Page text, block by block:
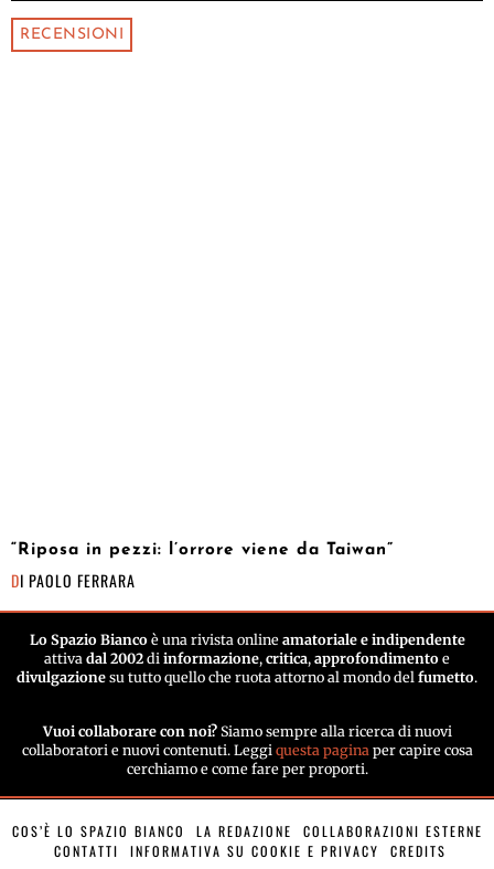
RECENSIONI
“Riposa in pezzi: l’orrore viene da Taiwan”
DI PAOLO FERRARA
Lo Spazio Biancoè una rivista online amatoriale e indipendente
attiva dal 2002 di informazione, critica, approfondimento e
divulgazione su tutto quello che ruota attorno al mondo del fumetto.
Vuoi collaborare con noi? Siamo sempre alla ricerca di nuovi
collaboratori e nuovi contenuti. Leggi questa pagina per capire cosa
cerchiamo e come fare per proporti.
COS’È LO SPAZIO BIANCO LA REDAZIONE
COLLABORAZIONI ESTERNE
CONTATTI
INFORMATIVA SU COOKIE E PRIVACY CREDITS